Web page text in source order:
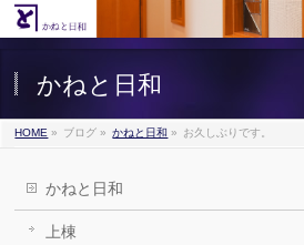
かねと日和
HOME » ブログ » かねと日和 » お久しぶりです。
かねと日和
上棟